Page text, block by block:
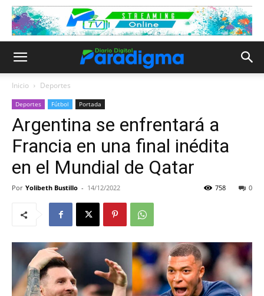
Inicio Deportes
Deportes Fútbol Portada
Argentina se enfrentará a
Francia en una final inédita
en el Mundial de Qatar
Por Yolibeth Bustillo - 14/12/2022 0
758